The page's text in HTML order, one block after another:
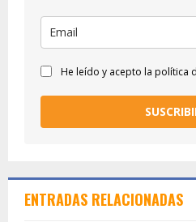
He leído y acepto la política
ENTRADAS RELACIONADAS